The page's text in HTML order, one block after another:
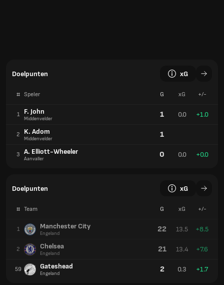
Doelpunten xG
# Speler G xG +/-
1 F. John
Middenvelder 1 0.0 +1.0
2 K. Adom
Middenvelder 1
3 A. Elliott-Wheeler
Aanvaller 0 0.0 +0.0
Doelpunten xG
# Team G xG +/-
1 Manchester City
Engeland 22 13.5 +8.5
2 Chelsea
Engeland 21 13.4 +7.6
59 Gateshead
Engeland 2 0.3 +1.7